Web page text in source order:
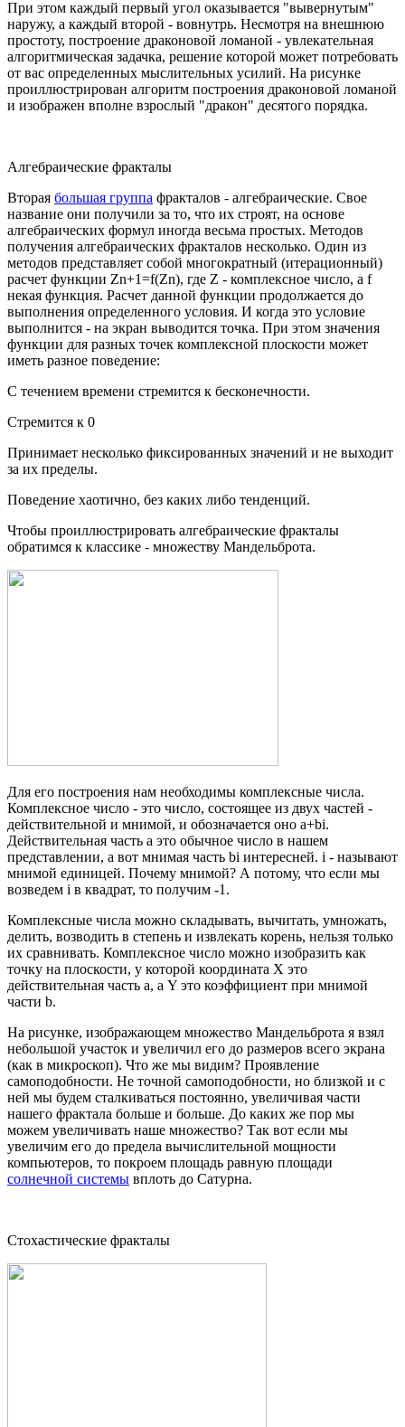
При этом каждый первый угол оказывается "вывернутым"
наружу, а каждый второй - вовнутрь. Несмотря на внешнюю
простоту, построение драконовой ломаной - увлекательная
алгоритмическая задачка, решение которой может потребовать
от вас определенных мыслительных усилий. На рисунке
проиллюстрирован алгоритм построения драконовой ломаной
и изображен вполне взрослый "дракон" десятого порядка.
Алгебраические фракталы
Вторая большая группа фракталов - алгебраические. Свое
название они получили за то, что их строят, на основе
алгебраических формул иногда весьма простых. Методов
получения алгебраических фракталов несколько. Один из
методов представляет собой многократный (итерационный)
расчет функции Zn+1=f(Zn), где Z - комплексное число, а f
некая функция. Расчет данной функции продолжается до
выполнения определенного условия. И когда это условие
выполнится - на экран выводится точка. При этом значения
функции для разных точек комплексной плоскости может
иметь разное поведение:
С течением времени стремится к бесконечности.
Стремится к 0
Принимает несколько фиксированных значений и не выходит
за их пределы.
Поведение хаотично, без каких либо тенденций.
Чтобы проиллюстрировать алгебраические фракталы
обратимся к классике - множеству Мандельброта.
Для его построения нам необходимы комплексные числа.
Комплексное число - это число, состоящее из двух частей -
действительной и мнимой, и обозначается оно a+bi.
Действительная часть a это обычное число в нашем
представлении, а вот мнимая часть bi интересней. i - называют
мнимой единицей. Почему мнимой? А потому, что если мы
возведем i в квадрат, то получим -1.
Комплексные числа можно складывать, вычитать, умножать,
делить, возводить в степень и извлекать корень, нельзя только
их сравнивать. Комплексное число можно изобразить как
точку на плоскости, у которой координата Х это
действительная часть a, а Y это коэффициент при мнимой
части b.
На рисунке, изображающем множество Мандельброта я взял
небольшой участок и увеличил его до размеров всего экрана
(как в микроскоп). Что же мы видим? Проявление
самоподобности. Не точной самоподобности, но близкой и с
ней мы будем сталкиваться постоянно, увеличивая части
нашего фрактала больше и больше. До каких же пор мы
можем увеличивать наше множество? Так вот если мы
увеличим его до предела вычислительной мощности
компьютеров, то покроем площадь равную площади
солнечной системы вплоть до Сатурна.
Стохастические фракталы